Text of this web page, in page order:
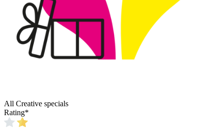
All Creative specials
Rating*